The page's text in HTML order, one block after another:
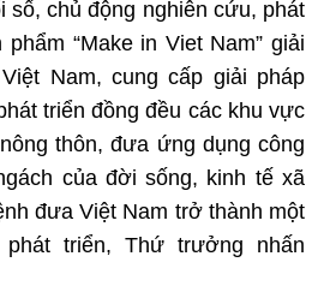
số, chủ động nghiên cứu, phát
“Make in Viet Nam” giải
Nam, cung cấp giải pháp
triển đồng đều các khu vực
thôn, đưa ứng dụng công
của đời sống, kinh tế xã
đưa Việt Nam trở thành một
triển, Thứ trưởng nhấn